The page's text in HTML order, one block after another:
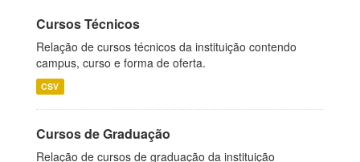
Cursos Técnicos
Relação de cursos técnicos da instituição contendo
campus, curso e forma de oferta.
CSV
Cursos de Graduação
Relação de cursos de graduação da instituição